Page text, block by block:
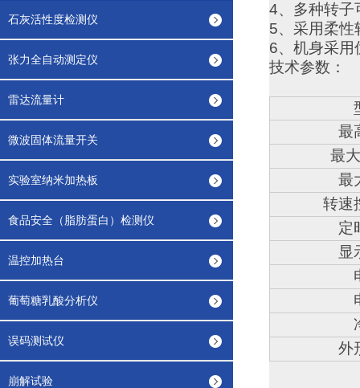
石灰活性度检测仪
张力全自动测定仪
雷达流量计
微波固体流量开关
实验室纳米加热板
食品安全（脂肪蛋白）检测仪
温控加热台
葡萄糖乳酸分析仪
误码测试仪
崩解试验
4、多种转子
5、采用柔性
6、机身采用
技术参数：
最
最
最
转速
定
显
外